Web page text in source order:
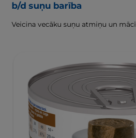
b/d suņu barība
Veicina vecāku suņu atmiņu un